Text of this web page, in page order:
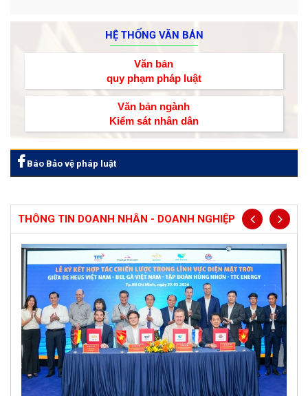
HỆ THỐNG VĂN BẢN
Văn bản
quy phạm pháp luật
Văn bản ngành
Kiểm sát nhân dân
Báo Bảo vệ pháp luật
THÔNG TIN DOANH NHÂN - DOANH NGHIỆP